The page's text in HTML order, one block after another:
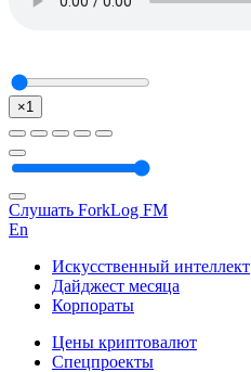
×1
Слушать ForkLog FM
En
Искусственный интеллект
Дайджест месяца
Корпораты
Цены криптовалют
Спецпроекты